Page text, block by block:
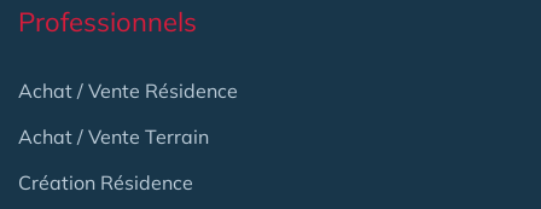
Professionnels
Achat / Vente Résidence
Achat / Vente Terrain
Création Résidence